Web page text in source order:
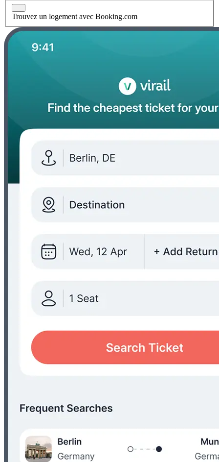
Trouvez un logement avec Booking.com